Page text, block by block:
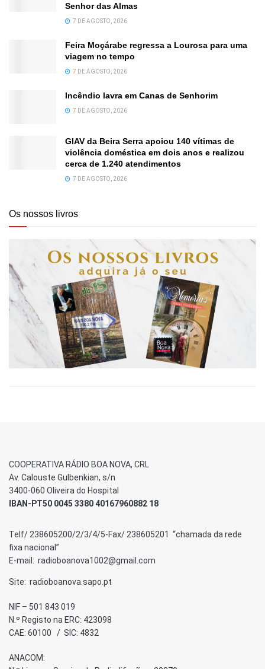
Senhor das Almas
7 DE AGOSTO, 2026
Feira Moçárabe regressa a Lourosa para uma
viagem no tempo
7 DE AGOSTO, 2026
Incêndio lavra em Canas de Senhorim
7 DE AGOSTO, 2026
GIAV da Beira Serra apoiou 140 vítimas de
violência doméstica em dois anos e realizou
cerca de 1.240 atendimentos
7 DE AGOSTO, 2026
Os nossos livros
COOPERATIVA RÁDIO BOA NOVA, CRL
Av. Calouste Gulbenkian, s/n
3400-060 Oliveira do Hospital
IBAN-PT50 0045 3380 40167960882 18
Telf/ 238605200/2/3/4/5-Fax/ 238605201 “chamada da rede
fixa nacional”
E-mail: radioboanova1002@gmail.com
Site: radioboanova.sapo.pt
NIF – 501 843 019
N.º Registo na ERC: 423098
CAE: 60100 / SIC: 4832
ANACOM: